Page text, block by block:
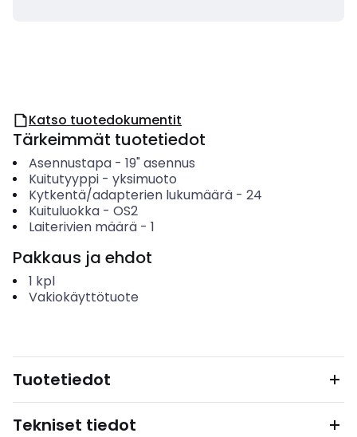
Katso tuotedokumentit
Tärkeimmät tuotetiedot
Asennustapa- 19" asennus
Kuitutyyppi- yksimuoto
Kytkentä/adapterien lukumäärä- 24
Kuituluokka- OS2
Laiterivien määrä- 1
Pakkaus ja ehdot
1 kpl
Vakiokäyttötuote
Tuotetiedot
Tekniset tiedot